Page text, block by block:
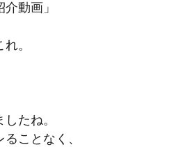
動画」
。
たね。
ことなく、